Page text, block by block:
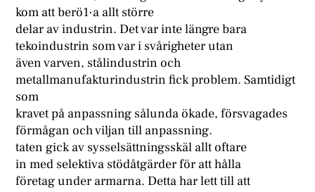
kom att berö1·a allt större
delar av industrin. Det var inte längre bara
tekoindustrin som var i svårigheter utan
även varven, stålindustrin och
metallmanufakturindustrin fick problem. Samtidigt
som
kravet på anpassning sålunda ökade, försvagades
förmågan och viljan till anpassning.
taten gick av sysselsättningsskäl allt oftare
in med selektiva stödåtgärder för att hålla
företag under armarna. Detta har lett till att